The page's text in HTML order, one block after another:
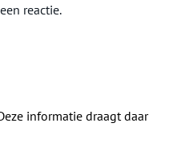
reactie.
informatie draagt daar